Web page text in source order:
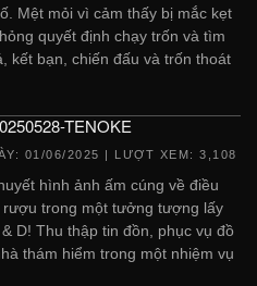
Mệt mỏi vì cảm thấy bị mắc kẹt
quyết định chạy trốn và tìm
kết bạn, chiến đấu và trốn thoát
TENOKE
01/06/2025 | LƯỢT XEM: 3,108
hình ảnh ấm cúng về điều
rượu trong một tưởng tượng lấy
D! Thu thập tin đồn, phục vụ đồ
thám hiểm trong một nhiệm vụ